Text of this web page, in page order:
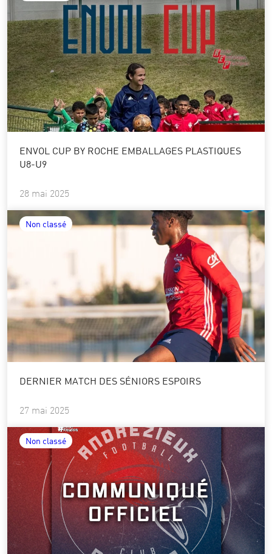
ENVOL CUP BY ROCHE EMBALLAGES PLASTIQUES
U8-U9
28 mai 2025
Non classé
DERNIER MATCH DES SÉNIORS ESPOIRS
27 mai 2025
Non classé